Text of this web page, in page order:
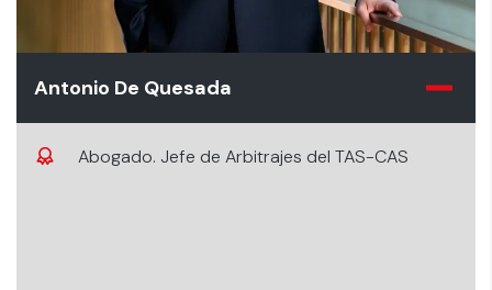
Antonio De Quesada
Abogado. Jefe de Arbitrajes del TAS-CAS